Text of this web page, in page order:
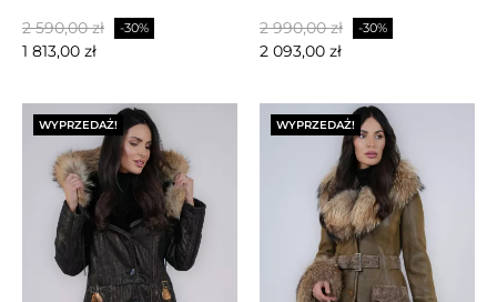
Cena
podstawowa
2 590,00 zł -30%
1 813,00 zł
Cena
podstawowa
2 990,00 zł -30%
2 093,00 zł
WYPRZEDAŻ! WYPRZEDAŻ!